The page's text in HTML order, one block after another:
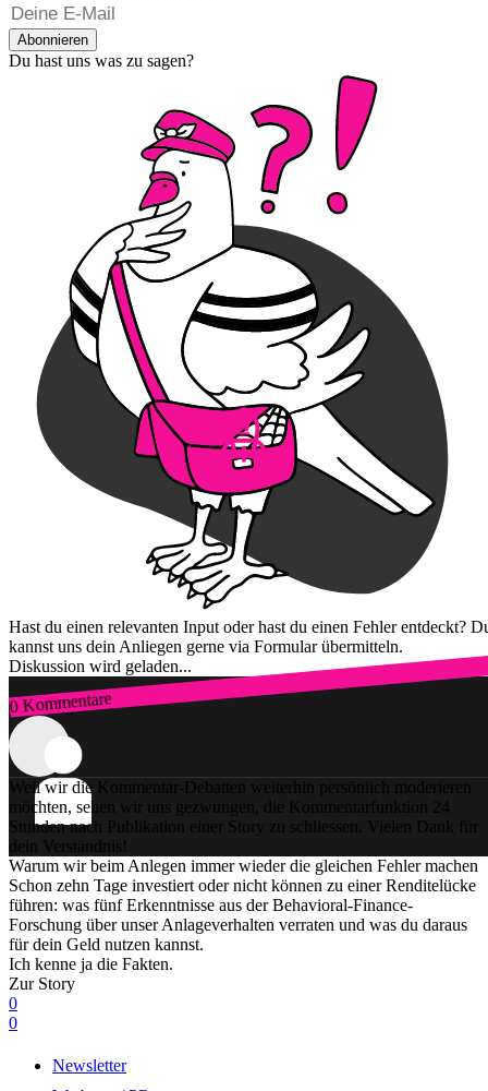
Abonnieren
Du hast uns was zu sagen?
Hast du einen relevanten Input oder hast du einen Fehler entdeckt?
kannst uns dein Anliegen gerne via Formular übermitteln.
Diskussion wird geladen...
0 Kommentare
Zum Login
Weil wir die Kommentar-Debatten weiterhin persönlich moderieren
möchten, sehen wir uns gezwungen, die Kommentarfunktion 24
Stunden nach Publikation einer Story zu schliessen. Vielen Dank für
dein Verständnis!
Warum wir beim Anlegen immer wieder die gleichen Fehler machen
Schon zehn Tage investiert oder nicht können zu einer Renditelücke
führen: was fünf Erkenntnisse aus der Behavioral-Finance-
Forschung über unser Anlageverhalten verraten und was du daraus
für dein Geld nutzen kannst.
Ich kenne ja die Fakten.
Zur Story
0
0
Newsletter